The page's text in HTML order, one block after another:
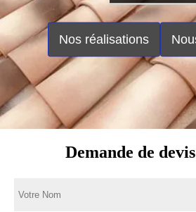
Nos réalisations
Demande de